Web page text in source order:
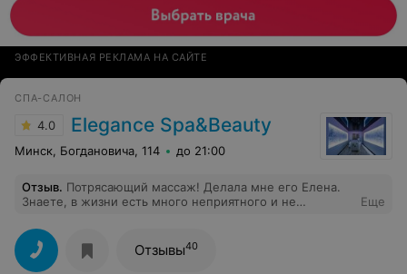
ЭФФЕКТИВНАЯ РЕКЛАМА НА САЙТЕ
СПА-САЛОН
4.0 Elegance Spa&Beauty
Минск, Богдановича, 114 до 21:00
Отзыв. Потрясающий массаж! Делала мне его Елена.
Знаете, в жизни есть много неприятного и не
Это было настолько приятно, что я не хотела уходить.
Определенно самая лучшая оценка!
Еще
Отзывы40